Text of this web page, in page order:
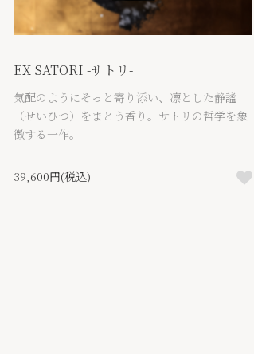
EX SATORI -サトリ-
気配のようにそっと寄り添い、凛とした静謐
（せいひつ）をまとう香り。サトリの哲学を象
徴する一作。
39,600円(税込)